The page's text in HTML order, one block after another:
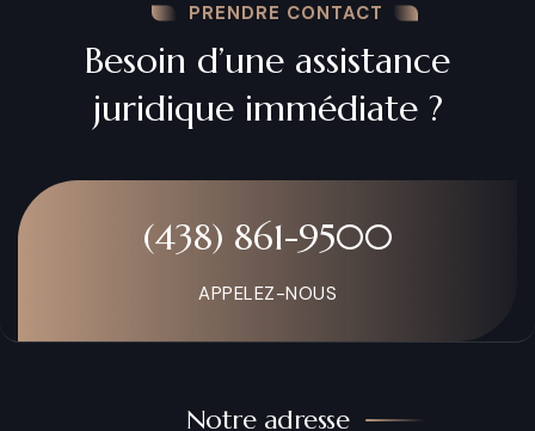
PRENDRE CONTACT
Besoin d’une assistance
juridique immédiate ?
(438) 861-9500
APPELEZ-NOUS
Notre adresse